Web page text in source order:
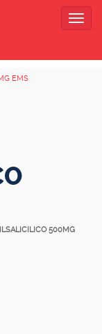
EMS
500MG